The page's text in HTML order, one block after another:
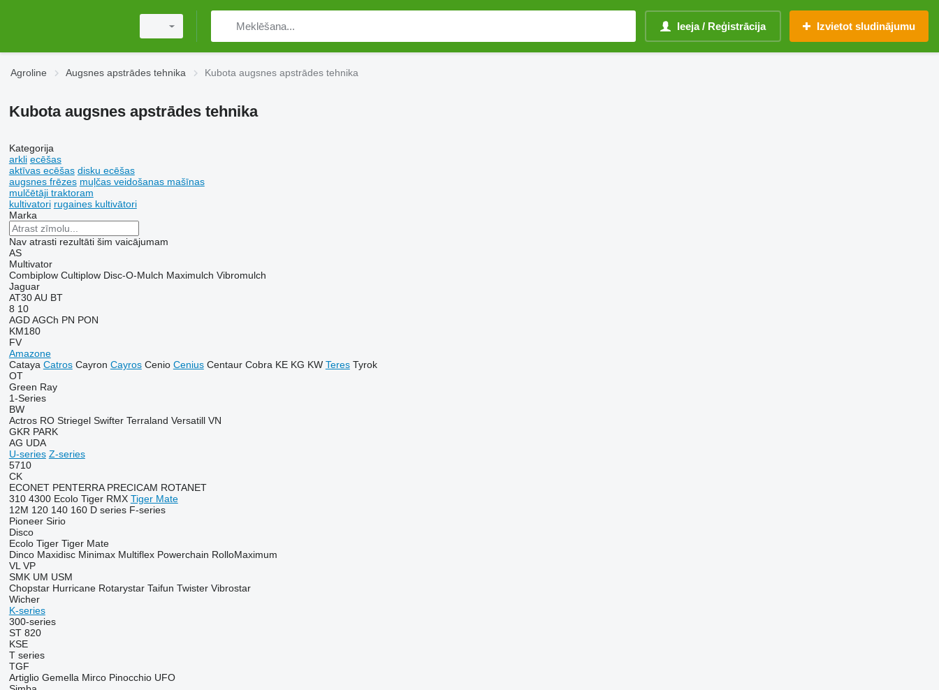
Ieeja / Reģistrācija Izvietot sludinājumu
Agroline Augsnes apstrādes tehnika Kubota augsnes apstrādes tehnika
Kubota augsnes apstrādes tehnika
Kategorija
arkli ecēšas
aktīvas ecēšas disku ecēšas
augsnes frēzes muļčas veidošanas mašīnas
mulčētāji traktoram
kultivatori rugaines kultivātori
Marka
Nav atrasti rezultāti šim vaicājumam
AS
Multivator
Combiplow Cultiplow Disc-O-Mulch Maximulch Vibromulch
Jaguar
AT30 AU BT
8 10
AGD AGCh PN PON
KM180
FV
Amazone
Cataya Catros Cayron Cayros Cenio Cenius Centaur Cobra KE KG KW Teres Tyrok
OT
Green Ray
1-Series
BW
Actros RO Striegel Swifter Terraland Versatill VN
GKR PARK
AG UDA
U-series Z-series
5710
CK
ECONET PENTERRA PRECICAM ROTANET
310 4300 Ecolo Tiger RMX Tiger Mate
12M 120 140 160 D series F-series
Pioneer Sirio
Disco
Ecolo Tiger Tiger Mate
Dinco Maxidisc Minimax Multiflex Powerchain RolloMaximum
VL VP
SMK UM USM
Chopstar Hurricane Rotarystar Taifun Twister Vibrostar
Wicher
K-series
300-series
ST 820
KSE
T series
TGF
Artiglio Gemella Mirco Pinocchio UFO